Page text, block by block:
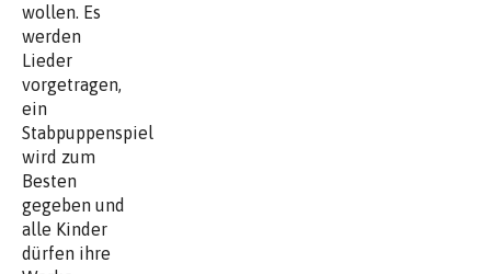
wollen. Es
werden
Lieder
vorgetragen,
ein
Stabpuppenspiel
wird zum
Besten
gegeben und
alle Kinder
dürfen ihre